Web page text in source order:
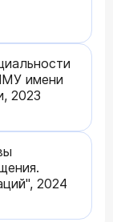
имени
2023
2024